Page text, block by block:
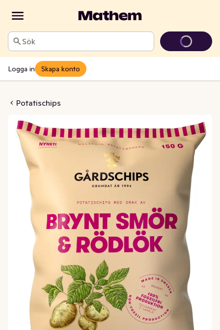
Sök
Logga in Skapa konto
Potatischips
Smör & Rödlök